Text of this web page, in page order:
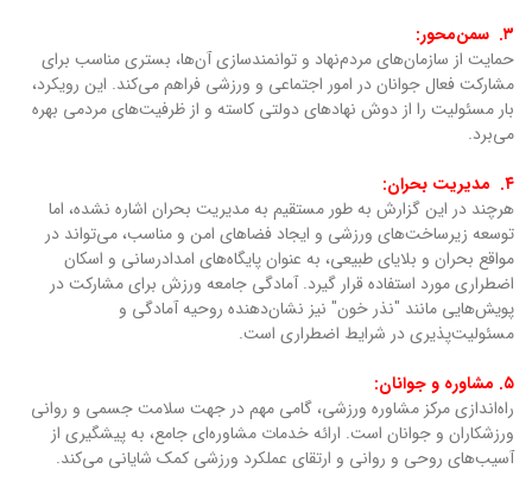
۳. سمن‌محور:
حمایت از سازمان‌های مردم‌نهاد و توانمندسازی آن‌ها، بستری مناسب برای
مشارکت فعال جوانان در امور اجتماعی و ورزشی فراهم می‌کند. این رویکرد،
بار مسئولیت را از دوش نهادهای دولتی کاسته و از ظرفیت‌های مردمی بهره
می‌برد.
۴. مدیریت بحران:
هرچند در این گزارش به طور مستقیم به مدیریت بحران اشاره نشده، اما
توسعه زیرساخت‌های ورزشی و ایجاد فضاهای امن و مناسب، می‌تواند در
مواقع بحران و بلایای طبیعی، به عنوان پایگاه‌های امدادرسانی و اسکان
اضطراری مورد استفاده قرار گیرد. آمادگی جامعه ورزش برای مشارکت در
پویش‌هایی مانند "نذر خون" نیز نشان‌دهنده روحیه آمادگی و
مسئولیت‌پذیری در شرایط اضطراری است.
۵. مشاوره و جوانان:
راه‌اندازی مرکز مشاوره ورزشی، گامی مهم در جهت سلامت جسمی و روانی
ورزشکاران و جوانان است. ارائه خدمات مشاوره‌ای جامع، به پیشگیری از
آسیب‌های روحی و روانی و ارتقای عملکرد ورزشی کمک شایانی می‌کند.